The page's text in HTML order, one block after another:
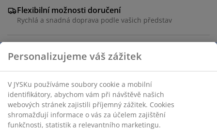
Flexibilní možnosti doručení
Rychlá a snadná doprava podle vašich představ
Černý koš z papírové příze pro uložení dek, hraček a
jiných předmětů v obývacím pokoji nebo koupelně.
Vybaven praktickými úchyty. Š37×D37×V32 cm
Skladová položka: 4912632
Personalizujeme váš zážitek
V JYSKu používáme soubory cookie a mobilní
identifikátory, abychom vám při návštěvě našich
webových stránek zajistili příjemný zážitek. Cookies
shromažďují informace o vás za účelem zajištění
funkčnosti, statistik a relevantního marketingu.